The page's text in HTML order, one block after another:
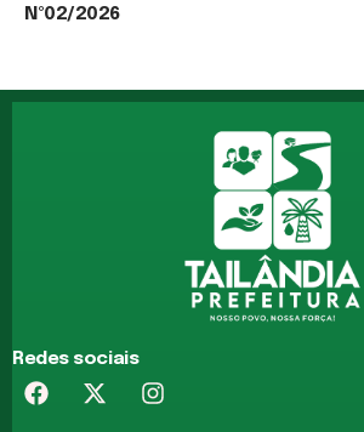
Nº02/2026
Redes sociais